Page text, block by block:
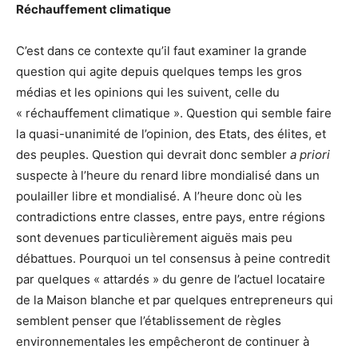
Réchauffement climatique
C’est dans ce contexte qu’il faut examiner la grande
question qui agite depuis quelques temps les gros
médias et les opinions qui les suivent, celle du
« réchauffement climatique ». Question qui semble faire
la quasi-unanimité de l’opinion, des Etats, des élites, et
des peuples. Question qui devrait donc sembler a priori
suspecte à l’heure du renard libre mondialisé dans un
poulailler libre et mondialisé. A l’heure donc où les
contradictions entre classes, entre pays, entre régions
sont devenues particulièrement aiguës mais peu
débattues. Pourquoi un tel consensus à peine contredit
par quelques « attardés » du genre de l’actuel locataire
de la Maison blanche et par quelques entrepreneurs qui
semblent penser que l’établissement de règles
environnementales les empêcheront de continuer à